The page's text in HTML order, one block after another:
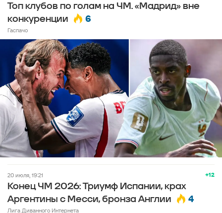
Топ клубов по голам на ЧМ. «Мадрид» вне
конкуренции
6
Гаспачо
+12
20 июля, 19:21
Конец ЧМ 2026: Триумф Испании, крах
Аргентины с Месси, бронза Англии
4
Лига Диванного Интернета